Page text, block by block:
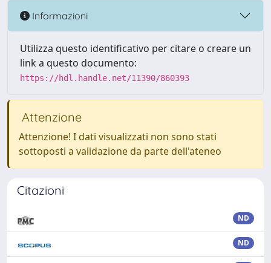
Informazioni
Utilizza questo identificativo per citare o creare un
link a questo documento:
https://hdl.handle.net/11390/860393
Attenzione
Attenzione! I dati visualizzati non sono stati
sottoposti a validazione da parte dell'ateneo
Citazioni
ND
ND